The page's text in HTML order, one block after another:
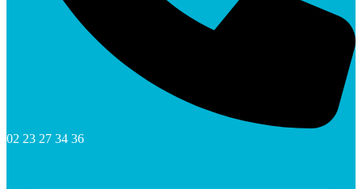
02 23 27 34 36